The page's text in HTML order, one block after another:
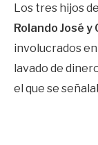
Los tres hijos
Rolando José
involucrados
lavado de
el que se